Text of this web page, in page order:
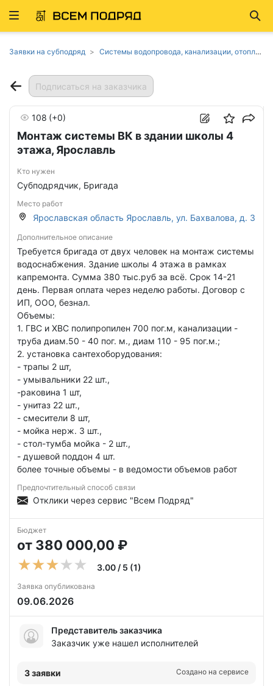
Развернуть
Заявки на субподряд Системы водопровода, канализации, отопления в Ярославской области
Подписаться на заказчика
Монтаж системы ВК в здании школы 4
этажа, Ярославль
108 (+0)
Кто нужен
Субподрядчик, Бригада
Место работ
Ярославская область Ярославль, ул. Бахвалова, д. 3
Дополнительное описание
Требуется бригада от двух человек на монтаж системы
водоснабжения. Здание школы 4 этажа в рамках
капремонта. Сумма 380 тыс.руб за всё. Срок 14-21
день. Первая оплата через неделю работы. Договор с
ИП, ООО, безнал.
Объемы:
1. ГВС и ХВС полипропилен 700 пог.м, канализации -
труба диам.50 - 40 пог. м., диам 110 - 95 пог.м.;
2. установка сантехоборудования:
- трапы 2 шт,
- умывальники 22 шт.,
-раковина 1 шт,
- унитаз 22 шт.,
- смесители 8 шт,
- мойка нерж. 3 шт.,
- стол-тумба мойка - 2 шт.,
- душевой поддон 4 шт.
более точные объемы - в ведомости объемов работ
Предпочтительный способ связи
Отклики через сервис "Всем Подряд"
Бюджет
от 380 000,00 ₽
3.00 / 5 (1)
Заявка опубликована
09.06.2026
Представитель заказчика
Заказчик уже нашел исполнителей
3 заявки Создано на сервисе